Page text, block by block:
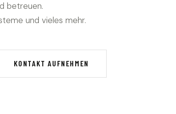
betreuen.
und vieles mehr.
KONTAKT AUFNEHMEN